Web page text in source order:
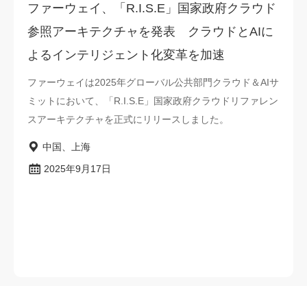
ファーウェイ、「R.I.S.E」国家政府クラウド
参照アーキテクチャを発表 クラウドとAIに
よるインテリジェント化変革を加速
ファーウェイは2025年グローバル公共部門クラウド＆AIサ
ミットにおいて、「R.I.S.E」国家政府クラウドリファレン
スアーキテクチャを正式にリリースしました。
中国、上海
2025年9月17日